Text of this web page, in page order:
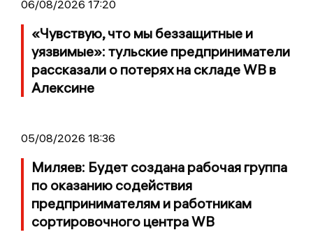
06/08/2026 17:20
«Чувствую, что мы беззащитные и
уязвимые»: тульские предприниматели
рассказали о потерях на складе WB в
Алексине
05/08/2026 18:36
Миляев: Будет создана рабочая группа
по оказанию содействия
предпринимателям и работникам
сортировочного центра WB